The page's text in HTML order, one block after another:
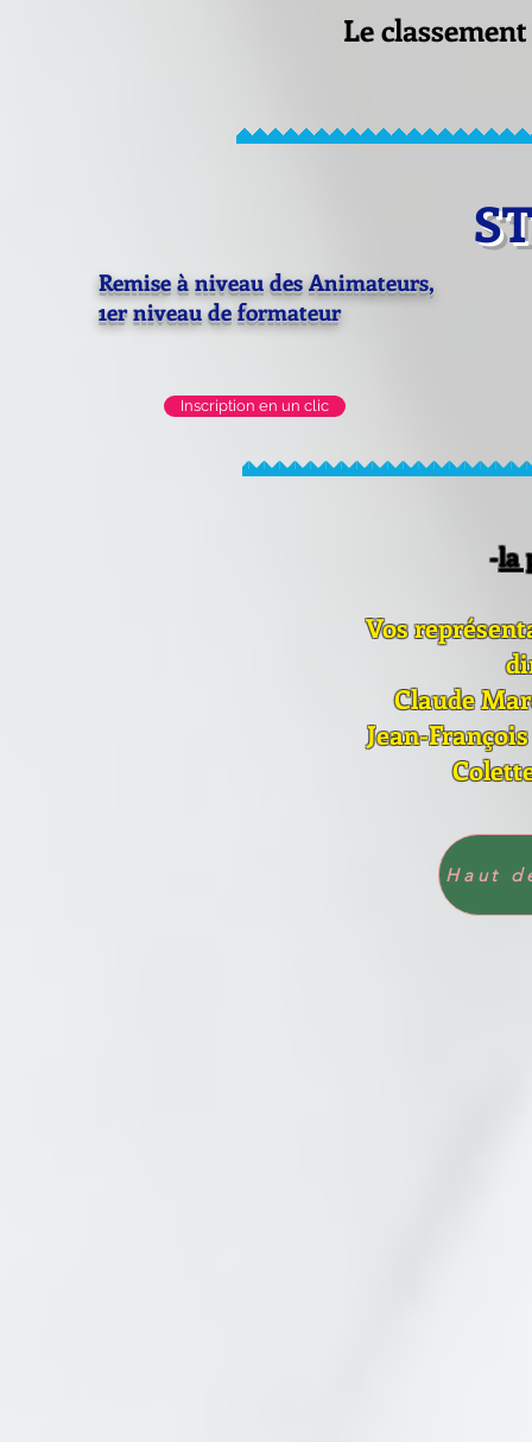
Le
Remise à niveau des Animateurs,
1er niveau de formateur
Inscription en un clic
-la
Vos
Claude
Jean-
Haut